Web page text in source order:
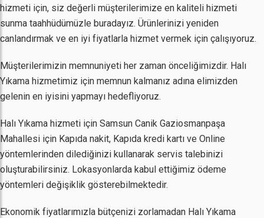
hizmeti için, siz değerli müşterilerimize en kaliteli hizmeti
sunma taahhüdümüzle buradayız. Ürünlerinizi yeniden
canlandırmak ve en iyi fiyatlarla hizmet vermek için çalışıyoruz.
Müşterilerimizin memnuniyeti her zaman önceliğimizdir. Halı
Yıkama hizmetimiz için memnun kalmanız adına elimizden
gelenin en iyisini yapmayı hedefliyoruz.
Halı Yıkama hizmeti için Samsun Canik Gaziosmanpaşa
Mahallesi için Kapıda nakit, Kapıda kredi kartı ve Online
yöntemlerinden dilediğinizi kullanarak servis talebinizi
oluşturabilirsiniz. Lokasyonlarda kabul ettiğimiz ödeme
yöntemleri değişiklik gösterebilmektedir.
Ekonomik fiyatlarımızla bütçenizi zorlamadan Halı Yıkama